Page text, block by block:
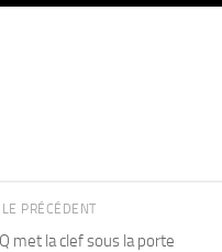
PRÉCÉDENT
met la clef sous la porte